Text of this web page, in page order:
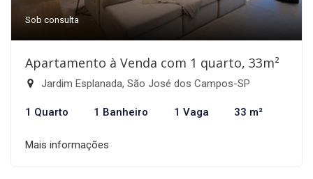
Sob consulta
Apartamento à Venda com 1 quarto, 33m²
Jardim Esplanada, São José dos Campos-SP
1 Quarto 1 Banheiro 1 Vaga 33 m²
Mais informações